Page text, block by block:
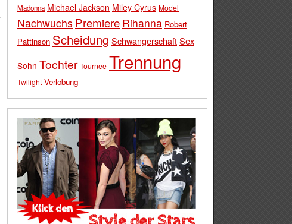
Madonna Michael Jackson Miley Cyrus Model
Nachwuchs Premiere Rihanna Robert
Pattinson Scheidung SchwangerschaftSex
Sohn Tochter Tournee Trennung
Twilight Verlobung